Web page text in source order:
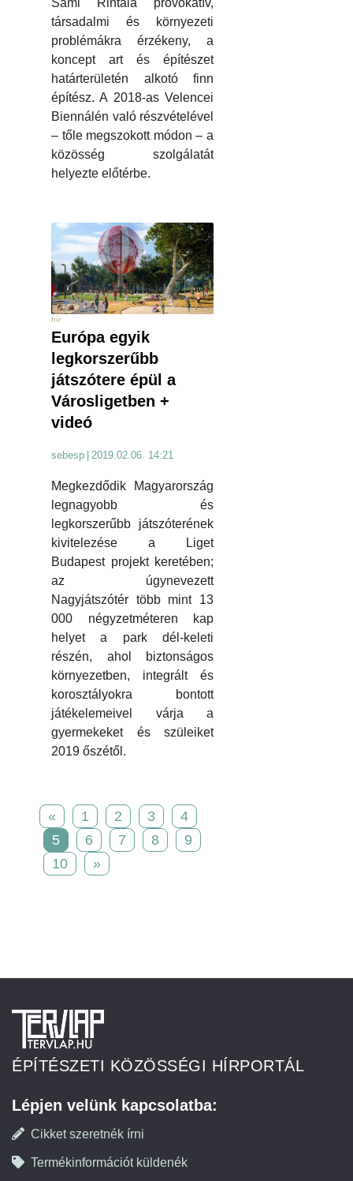
társadalmi és környezeti
problémákra érzékeny, a
koncept art és építészet
határterületén alkotó finn
építész. A 2018-as Velencei
Biennálén való részvételével
– tőle megszokott módon – a
közösség szolgálatát
helyezte előtérbe.
hír
Európa egyik
legkorszerűbb
játszótere épül a
Városligetben +
videó
sebesp | 2019.02.06. 14:21
Megkezdődik Magyarország
legnagyobb és
legkorszerűbb játszóterének
kivitelezése a Liget
Budapest projekt keretében;
az úgynevezett
Nagyjátszótér több mint 13
000 négyzetméteren kap
helyet a park dél-keleti
részén, ahol biztonságos
környezetben, integrált és
korosztályokra bontott
játékelemeivel várja a
gyermekeket és szüleiket
2019 őszétől.
« 1 2 3
4
5
6 7 8
9
10
»
ÉPÍTÉSZETI KÖZÖSSÉGI HÍRPORTÁL
Lépjen velünk kapcsolatba:
Cikket szeretnék írni
Termékinformációt küldenék